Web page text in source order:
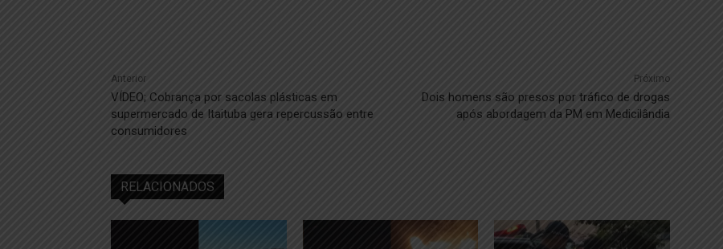
Anterior
VÍDEO; Cobrança por sacolas plásticas em
supermercado de Itaituba gera repercussão entre
consumidores
Próximo
Dois homens são presos por tráfico de drogas
após abordagem da PM em Medicilândia
RELACIONADOS